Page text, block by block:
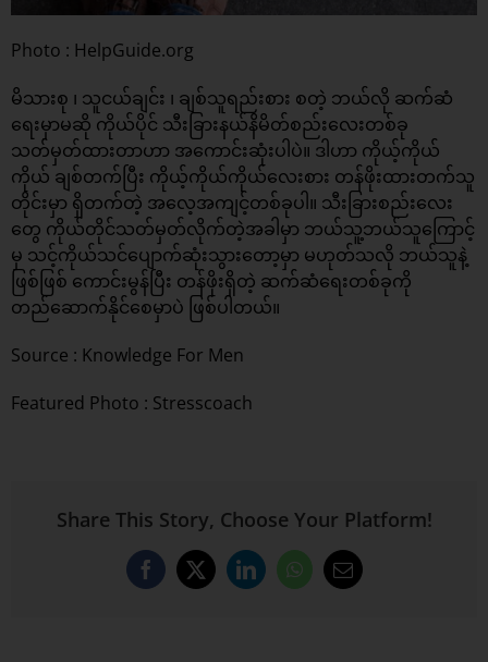
Photo : HelpGuide.org
မိသားစု ၊ သူငယ်ချင်း ၊ ချစ်သူရည်းစား စတဲ့ ဘယ်လို ဆက်ဆံ
ရေးမှာမဆို ကိုယ်ပိုင် သီးခြားနယ်နိမိတ်စည်းလေးတစ်ခု
သတ်မှတ်ထားတာဟာ အကောင်းဆုံးပါပဲ။ ဒါဟာ ကိုယ့်ကိုယ်
ကိုယ် ချစ်တက်ပြီး ကိုယ့်ကိုယ်ကိုယ်လေးစား တန်ဖိုးထားတက်သူ
တိုင်းမှာ ရှိတက်တဲ့ အလေ့အကျင့်တစ်ခုပါ။ သီးခြားစည်းလေး
တွေ ကိုယ်တိုင်သတ်မှတ်လိုက်တဲ့အခါမှာ ဘယ်သူ့ဘယ်သူကြောင့်
မှ သင့်ကိုယ်သင်ပျောက်ဆုံးသွားတော့မှာ မဟုတ်သလို ဘယ်သူနဲ့
ဖြစ်ဖြစ် ကောင်းမွန်ပြီး တန်ဖိုးရှိတဲ့ ဆက်ဆံရေးတစ်ခုကို
တည်ဆောက်နိုင်စေမှာပဲ ဖြစ်ပါတယ်။
Source : Knowledge For Men
Featured Photo : Stresscoach
Share This Story, Choose Your Platform!
Facebook
X LinkedInWhatsApp
Email